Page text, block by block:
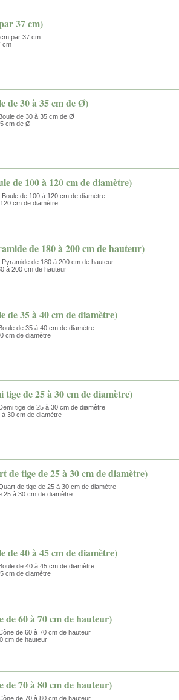
37 cm)
par 37 cm
cm
de 30 à 35 cm de Ø)
de 30 à 35 cm de Ø
cm de Ø
de 100 à 120 cm de diamètre)
Boule de 100 à 120 cm de diamètre
cm de diamètre
de 180 à 200 cm de hauteur)
Pyramide de 180 à 200 cm de hauteur
à 200 cm de hauteur
de 35 à 40 cm de diamètre)
de 35 à 40 cm de diamètre
cm de diamètre
de 25 à 30 cm de diamètre)
tige de 25 à 30 cm de diamètre
à 30 cm de diamètre
de tige de 25 à 30 cm de diamètre)
de tige de 25 à 30 cm de diamètre
25 à 30 cm de diamètre
de 40 à 45 cm de diamètre)
de 40 à 45 cm de diamètre
cm de diamètre
de 60 à 70 cm de hauteur)
de 60 à 70 cm de hauteur
cm de hauteur
de 70 à 80 cm de hauteur)
de 70 à 80 cm de hauteur